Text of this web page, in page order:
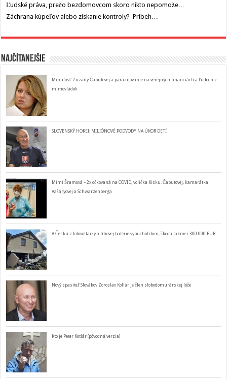
Ľudské práva, prečo bezdomovcom skoro nikto nepomože…
Záchrana kúpeľov alebo získanie kontroly? Príbeh…
Najčítanejšie
Minulosť Zuzany Čaputovej a parazitovanie na verejných financiách a ľudoch z
mimovládok
SLOVENSKÝ HOKEJ: MILIÓNOVÉ PODVODY NA ÚKOR DETÍ
Mimi Šramová – 2x očkovaná na COVID, volička Kisku, Čaputovej, kamarátka
Vašáryovej a Schwarzenberga
V Česku z fotovoltaiky a lítiovej batérie vybuchol dom, škoda takmer 300 000 EUR
Nový spasiteľ Slovákov Zoroslav Kollár je člen slobodomurárskej lóže
Kto je Peter Kotlár (pôvodná verzia)